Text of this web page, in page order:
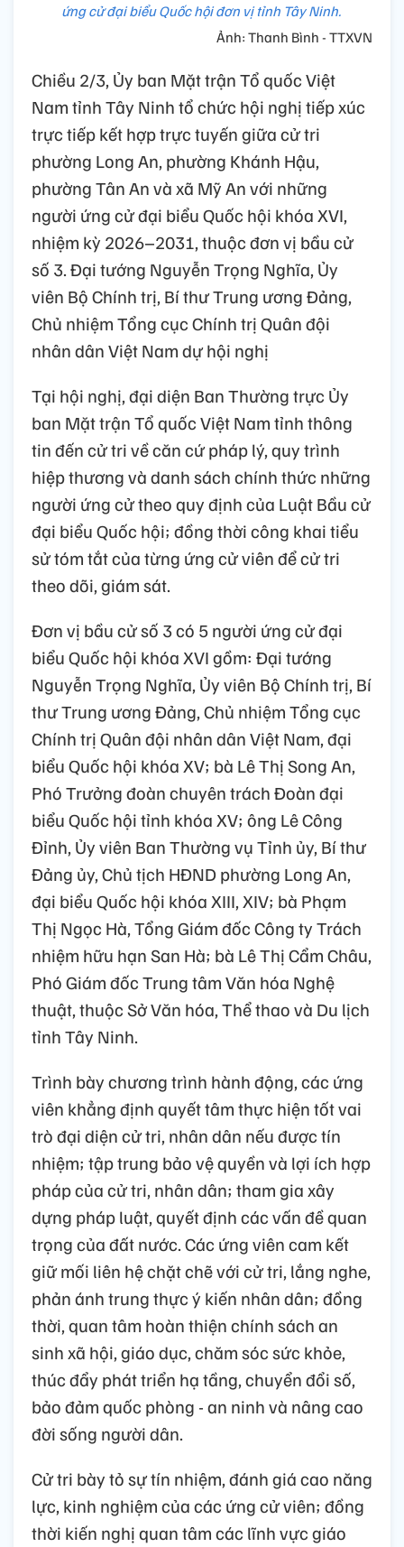
ứng cử đại biểu Quốc hội đơn vị tỉnh Tây Ninh.
Ảnh: Thanh Bình - TTXVN
Chiều 2/3, Ủy ban Mặt trận Tổ quốc Việt
Nam tỉnh Tây Ninh tổ chức hội nghị tiếp xúc
trực tiếp kết hợp trực tuyến giữa cử tri
phường Long An, phường Khánh Hậu,
phường Tân An và xã Mỹ An với những
người ứng cử đại biểu Quốc hội khóa XVI,
nhiệm kỳ 2026–2031, thuộc đơn vị bầu cử
số 3. Đại tướng Nguyễn Trọng Nghĩa, Ủy
viên Bộ Chính trị, Bí thư Trung ương Đảng,
Chủ nhiệm Tổng cục Chính trị Quân đội
nhân dân Việt Nam dự hội nghị
Tại hội nghị, đại diện Ban Thường trực Ủy
ban Mặt trận Tổ quốc Việt Nam tỉnh thông
tin đến cử tri về căn cứ pháp lý, quy trình
hiệp thương và danh sách chính thức những
người ứng cử theo quy định của Luật Bầu cử
đại biểu Quốc hội; đồng thời công khai tiểu
sử tóm tắt của từng ứng cử viên để cử tri
theo dõi, giám sát.
Đơn vị bầu cử số 3 có 5 người ứng cử đại
biểu Quốc hội khóa XVI gồm: Đại tướng
Nguyễn Trọng Nghĩa, Ủy viên Bộ Chính trị, Bí
thư Trung ương Đảng, Chủ nhiệm Tổng cục
Chính trị Quân đội nhân dân Việt Nam, đại
biểu Quốc hội khóa XV; bà Lê Thị Song An,
Phó Trưởng đoàn chuyên trách Đoàn đại
biểu Quốc hội tỉnh khóa XV; ông Lê Công
Đỉnh, Ủy viên Ban Thường vụ Tỉnh ủy, Bí thư
Đảng ủy, Chủ tịch HĐND phường Long An,
đại biểu Quốc hội khóa XIII, XIV; bà Phạm
Thị Ngọc Hà, Tổng Giám đốc Công ty Trách
nhiệm hữu hạn San Hà; bà Lê Thị Cẩm Châu,
Phó Giám đốc Trung tâm Văn hóa Nghệ
thuật, thuộc Sở Văn hóa, Thể thao và Du lịch
tỉnh Tây Ninh.
Trình bày chương trình hành động, các ứng
viên khẳng định quyết tâm thực hiện tốt vai
trò đại diện cử tri, nhân dân nếu được tín
nhiệm; tập trung bảo vệ quyền và lợi ích hợp
pháp của cử tri, nhân dân; tham gia xây
dựng pháp luật, quyết định các vấn đề quan
trọng của đất nước. Các ứng viên cam kết
giữ mối liên hệ chặt chẽ với cử tri, lắng nghe,
phản ánh trung thực ý kiến nhân dân; đồng
thời, quan tâm hoàn thiện chính sách an
sinh xã hội, giáo dục, chăm sóc sức khỏe,
thúc đẩy phát triển hạ tầng, chuyển đổi số,
bảo đảm quốc phòng - an ninh và nâng cao
đời sống người dân.
Cử tri bày tỏ sự tín nhiệm, đánh giá cao năng
lực, kinh nghiệm của các ứng cử viên; đồng
thời kiến nghị quan tâm các lĩnh vực giáo